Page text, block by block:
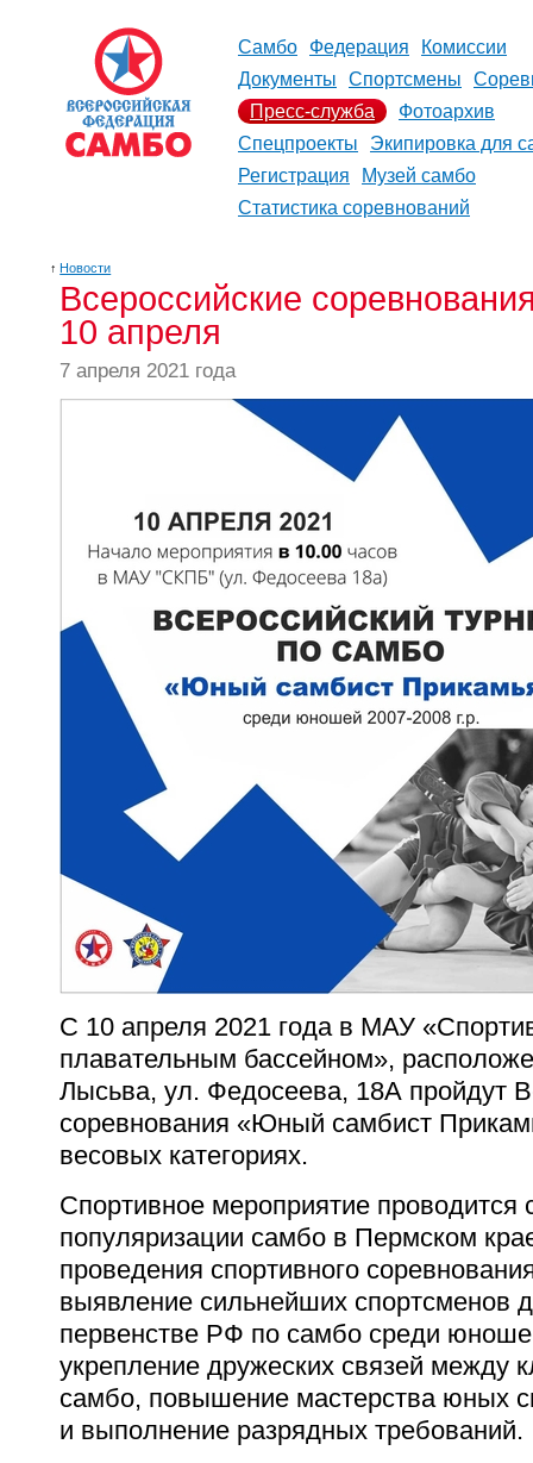
Самбо Федерация
Комиссии
Документы
Спортсмены
Пресс-служба
Фотоархив
Спецпроекты
Экипировка для
Регистрация
Музей самбо
Статистика соревнований
↑ Новости
Всероссийские
10 апреля
7 апреля 2021 года
С 10 апреля 2021 года в МАУ
плавательным бассейном»,
Лысьва, ул. Федосеева, 18А пройдут
соревнования «Юный самбист
весовых категориях.
Спортивное мероприятие проводится
популяризации самбо в Пермском
проведения спортивного
выявление сильнейших спортсменов
первенстве РФ по самбо среди
укрепление дружеских связей между
самбо, повышение мастерства юных
и выполнение разрядных требований.